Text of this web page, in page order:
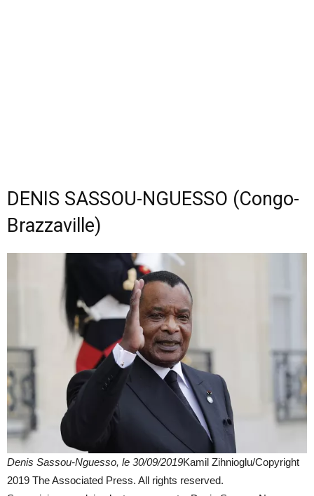
DENIS SASSOU-NGUESSO (Congo-
Brazzaville)
Denis Sassou-Nguesso, le 30/09/2019Kamil Zihnioglu/Copyright
2019 The Associated Press. All rights reserved.